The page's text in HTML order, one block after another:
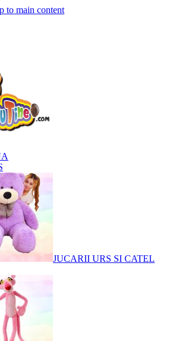
to main content
JUCARII URS SI CATEL